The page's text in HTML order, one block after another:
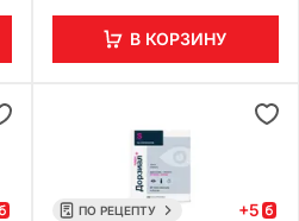
В КОРЗИНУ
ПО РЕЦЕПТУ +5